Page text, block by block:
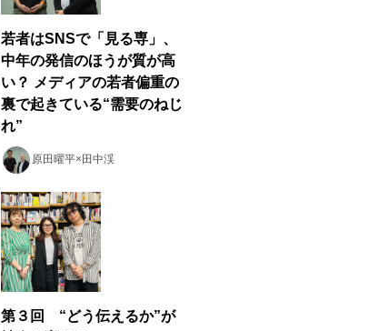
若者はSNSで「見る専」、
中年の発信のほうが質が高
い？ メディアの若者偏重の
裏で起きている“需要のねじ
れ”
原田曜平×田中渓
第３回 “どう伝えるか”が